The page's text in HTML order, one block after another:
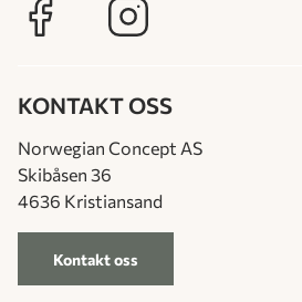
KONTAKT OSS
Norwegian Concept AS
Skibåsen 36
4636 Kristiansand
Kontakt oss